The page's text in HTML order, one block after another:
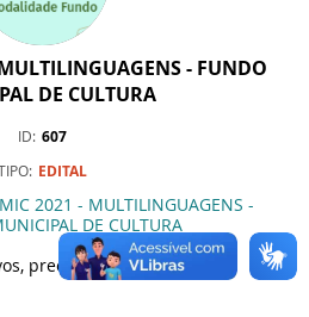
- FUNDO
DE CULTURA
ID 607
EDITAL
2021 - MULTILINGUAGENS -
DE CULTURA
preencha toda a FICHA DE